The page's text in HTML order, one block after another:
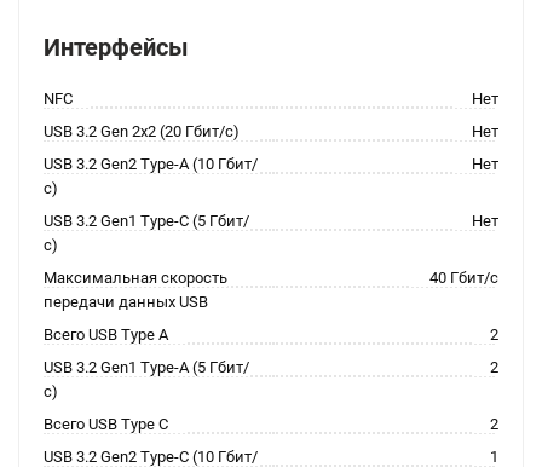
Интерфейсы
NFC
Нет
USB 3.2 Gen 2x2 (20 Гбит/с)
Нет
USB 3.2 Gen2 Type-A (10 Гбит/
с)
Нет
USB 3.2 Gen1 Type-C (5 Гбит/
с)
Нет
Максимальная скорость
передачи данных USB
40 Гбит/с
Всего USB Type A
2
USB 3.2 Gen1 Type-A (5 Гбит/
с)
2
Всего USB Type C
2
USB 3.2 Gen2 Type-C (10 Гбит/
1